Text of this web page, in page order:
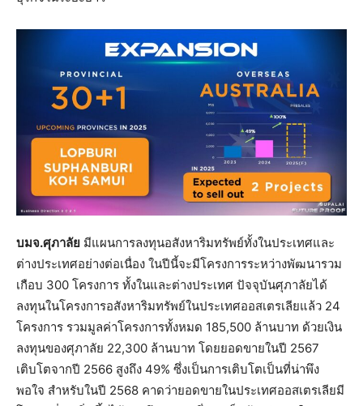
บมจ.ศุภาลัย มีแผนการลงทุนอสังหาริมทรัพย์ทั้งในประเทศและ
ต่างประเทศอย่างต่อเนื่อง ในปีนี้จะมีโครงการระหว่างพัฒนารวม
เกือบ 300 โครงการ ทั้งในและต่างประเทศ ปัจจุบันศุภาลัยได้
ลงทุนในโครงการอสังหาริมทรัพย์ในประเทศออสเตรเลียแล้ว 24
โครงการ รวมมูลค่าโครงการทั้งหมด 185,500 ล้านบาท ด้วยเงิน
ลงทุนของศุภาลัย 22,300 ล้านบาท โดยยอดขายในปี 2567
เติบโตจากปี 2566 สูงถึง 49% ซึ่งเป็นการเติบโตเป็นที่น่าพึง
พอใจ สำหรับในปี 2568 คาดว่ายอดขายในประเทศออสเตรเลียมี